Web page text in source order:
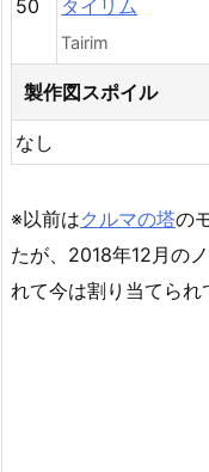
50 タイリム
Tairim
製作図スポイル
なし
※以前はクルマの塔の
たが、2018年12月の
れて今は割り当てられ